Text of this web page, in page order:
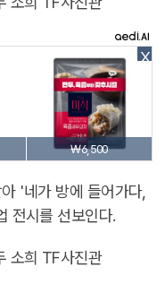
X
₩6,500
'네가 방에 들어가다,
전시를 선보인다.